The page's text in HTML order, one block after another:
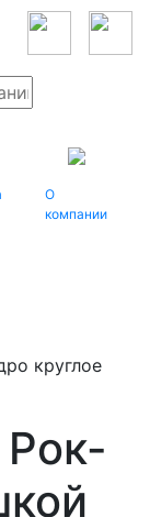
О
компании
круглое